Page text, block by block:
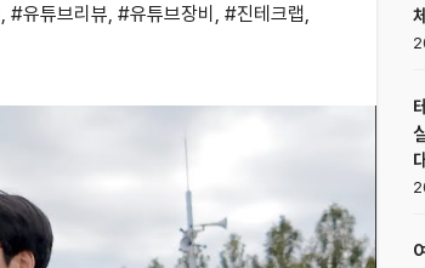
, #유튜브리뷰, #유튜브장비 , #진테크랩,